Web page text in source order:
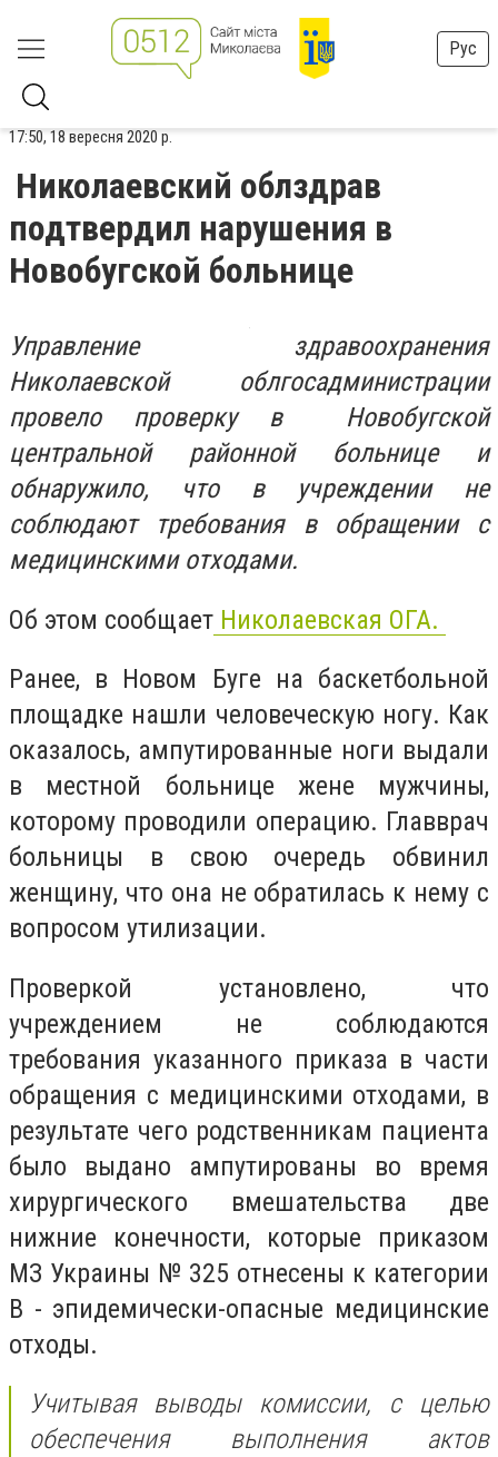
Рус
17:50, 18 вересня 2020 р.
Николаевский облздрав
подтвердил нарушения в
Новобугской больнице
Управление здравоохранения
Николаевской облгосадминистрации
провело проверку в Новобугской
центральной районной больнице и
обнаружило, что в учреждении не
соблюдают требования в обращении с
медицинскими отходами.
Об этом сообщает Николаевская ОГА.
Ранее, в Новом Буге на баскетбольной
площадке нашли человеческую ногу. Как
оказалось, ампутированные ноги выдали
в местной больнице жене мужчины,
которому проводили операцию. Главврач
больницы в свою очередь обвинил
женщину, что она не обратилась к нему с
вопросом утилизации.
Проверкой установлено, что
учреждением не соблюдаются
требования указанного приказа в части
обращения с медицинскими отходами, в
результате чего родственникам пациента
было выдано ампутированы во время
хирургического вмешательства две
нижние конечности, которые приказом
МЗ Украины № 325 отнесены к категории
В - эпидемически-опасные медицинские
отходы.
Учитывая выводы комиссии, с целью
обеспечения выполнения актов